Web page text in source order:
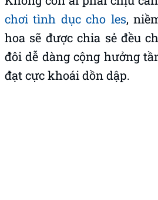
chơi tình dục cho les,
hoa sẽ được chia sẻ đều
đôi dễ dàng cộng hưởng
đạt cực khoái dồn dập.